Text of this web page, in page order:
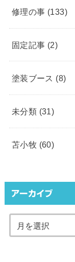
修理の事 (133)
固定記事 (2)
塗装ブース (8)
未分類 (31)
苫小牧 (60)
アーカイブ